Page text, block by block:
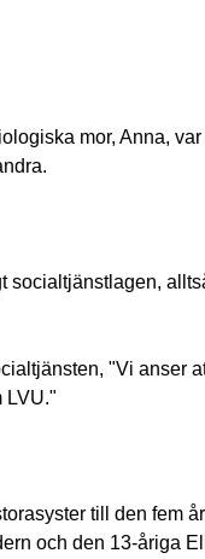
mor, Anna, var
socialtjänstlagen,
"Vi anser
LVU."
till den fem år
och den 13-åriga